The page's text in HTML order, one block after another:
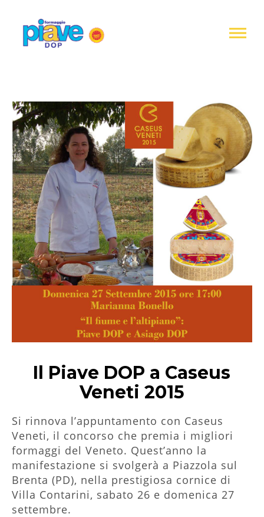
Il Piave DOP a Caseus
Veneti 2015
Si rinnova l’appuntamento con Caseus
Veneti, il concorso che premia i migliori
formaggi del Veneto. Quest’anno la
manifestazione si svolgerà a Piazzola sul
Brenta (PD), nella prestigiosa cornice di
Villa Contarini, sabato 26 e domenica 27
settembre.
raccolta